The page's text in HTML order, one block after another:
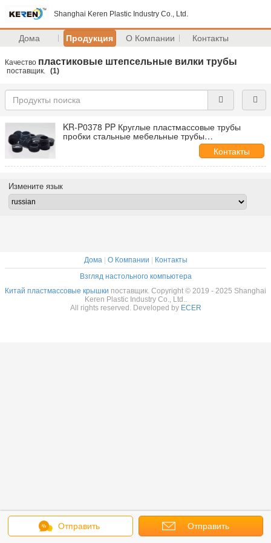
Shanghai Keren Plastic Industry Co., Ltd.
Дома Продукция О Компании Контакты
Качество пластиковые штепсельные вилки трубы
поставщик. (1)
KR-P0378 PP Круглые пластмассовые трубы
пробки стальные мебельные трубы
Использование крышки вставка черный
Контакты
Отправить Отправить
Измените язык
Дома| О Компании
Контакты
Взгляд настольного компьютера
Китай пластмассовые крышки поставщик. Copyright © 2019 - 2025 Shanghai
Keren Plastic Industry Co., Ltd..
All rights reserved. Developed by ECER